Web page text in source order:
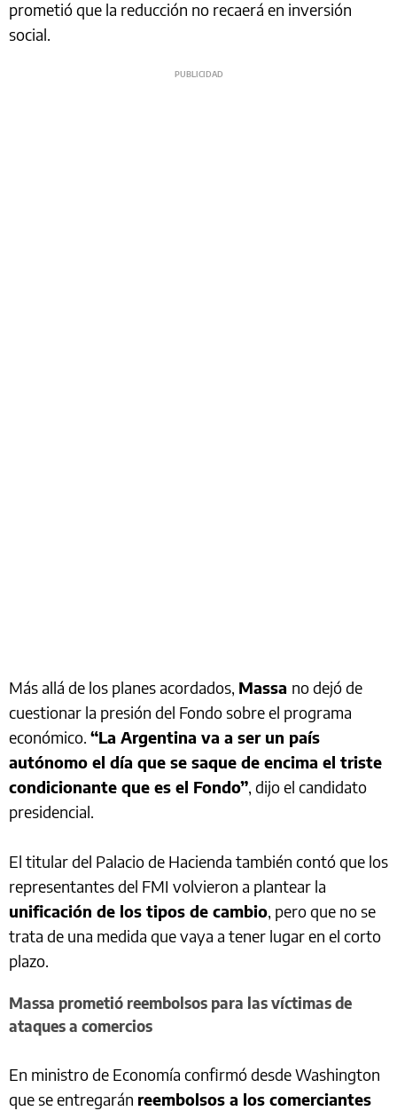
prometió que la reducción no recaerá en inversión
social.
Más allá de los planes acordados, Massa no dejó de
cuestionar la presión del Fondo sobre el programa
económico. “La Argentina va a ser un país
autónomo el día que se saque de encima el triste
condicionante que es el Fondo”, dijo el candidato
presidencial.
El titular del Palacio de Hacienda también contó que los
representantes del FMI volvieron a plantear la
unificación de los tipos de cambio, pero que no se
trata de una medida que vaya a tener lugar en el corto
plazo.
Massa prometió reembolsos para las víctimas de
ataques a comercios
En ministro de Economía confirmó desde Washington
que se entregarán reembolsos a los comerciantes